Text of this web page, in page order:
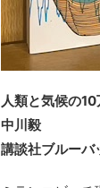
人類と気候の10
中川毅
講談社ブルーバ